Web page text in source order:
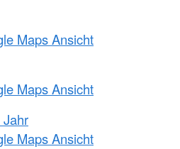
Maps Ansicht
Maps Ansicht
Jahr
Maps Ansicht